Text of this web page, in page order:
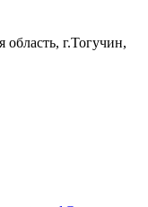
г.Тогучин,